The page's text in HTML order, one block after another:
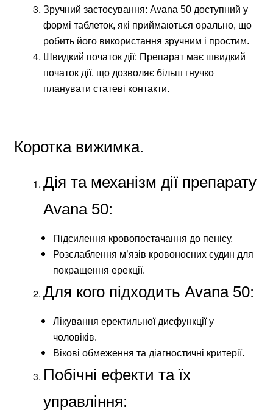
Зручний застосування: Avana 50 доступний у
формі таблеток, які приймаються орально, що
робить його використання зручним і простим.
Швидкий початок дії: Препарат має швидкий
початок дії, що дозволяє більш гнучко
планувати статеві контакти.
Коротка вижимка.
Дія та механізм дії препарату
Avana 50:
Підсилення кровопостачання до пенісу.
Розслаблення м’язів кровоносних судин для
покращення ерекції.
Для кого підходить Avana 50:
Лікування еректильної дисфункції у
чоловіків.
Вікові обмеження та діагностичні критерії.
Побічні ефекти та їх
управління: